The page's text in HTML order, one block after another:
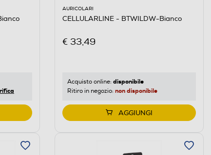
AURICOLARI
CELLULARLINE - BTWILDW-Bianco
€ 33,49
Acquisto online: disponibile
Ritiro in negozio: non disponibile
AGGIUNGI